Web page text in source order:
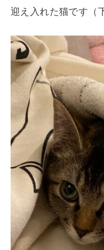
迎え入れた猫です（